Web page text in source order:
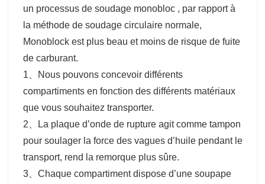
un processus de soudage monobloc , par rapport à
la méthode de soudage circulaire normale,
Monoblock est plus beau et moins de risque de fuite
de carburant.
1、Nous pouvons concevoir différents
compartiments en fonction des différents matériaux
que vous souhaitez transporter.
2、La plaque d’onde de rupture agit comme tampon
pour soulager la force des vagues d’huile pendant le
transport, rend la remorque plus sûre.
3、Chaque compartiment dispose d’une soupape